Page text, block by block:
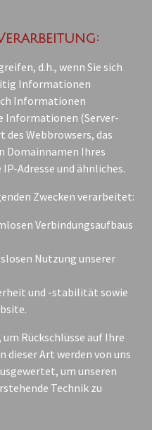
d.h., wenn Sie sich
Informationen
Informationen
Informationen (Server-
Webbrowsers, das
Domainnamen Ihres
Adresse und ähnliches.
Zwecken verarbeitet:
Verbindungsaufbaus
Nutzung unserer
und -stabilität sowie
Rückschlüsse auf Ihre
dieser Art werden von uns
um unseren
Technik zu